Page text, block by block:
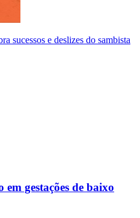
sucessos e deslizes do sambista
em gestações de baixo